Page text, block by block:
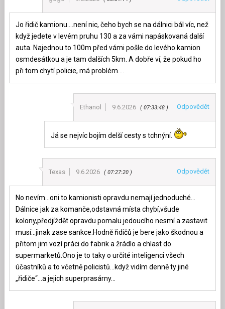
Jo řidič kamionu….není nic, čeho bych se na dálnici bál víc, než
když jedete v levém pruhu 130 a za vámi napáskovaná další
auta. Najednou to 100m před vámi pošle do levého kamion
osmdesátkou a je tam dalších 5km. A dobře ví, že pokud ho
při tom chytí policie, má problém….
Ethanol 9.6.2026 07:33:48 Odpovědět
Já se nejvíc bojím delší cesty s tchnýní.
Texas 9.6.2026 07:27:20 Odpovědět
No nevím…oni to kamionisti opravdu nemají jednoduché…
Dálnice jak za komanče,odstavná místa chybí,všude
kolony,předjíždět opravdu pomalu jedoucího nesmí a zastavit
musí…jinak zase sankce.Hodně řidičů je bere jako škodnou a
přitom jim vozí práci do fabrik a žrádlo a chlast do
supermarketů.Ono je to taky o určité inteligenci všech
účastníků a to včetně policistů…když vidím denně ty jiné
„řidiče“…a jejich superprasárny…